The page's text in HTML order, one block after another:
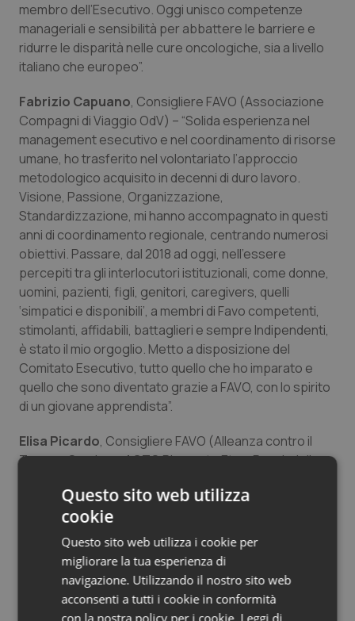
membro dell’Esecutivo. Oggi unisco competenze
manageriali e sensibilità per abbattere le barriere e
ridurre le disparità nelle cure oncologiche, sia a livello
italiano che europeo”.
Fabrizio Capuano, Consigliere FAVO (Associazione
Compagni di Viaggio OdV) – “Solida esperienza nel
management esecutivo e nel coordinamento di risorse
umane, ho trasferito nel volontariato l’approccio
metodologico acquisito in decenni di duro lavoro.
Visione, Passione, Organizzazione,
Standardizzazione, mi hanno accompagnato in questi
anni di coordinamento regionale, centrando numerosi
obiettivi. Passare, dal 2018 ad oggi, nell’essere
percepiti tra gli interlocutori istituzionali, come donne,
uomini, pazienti, figli, genitori, caregivers, quelli
‘simpatici e disponibili’, a membri di Favo competenti,
stimolanti, affidabili, battaglieri e sempre Indipendenti,
è stato il mio orgoglio. Metto a disposizione del
Comitato Esecutivo, tutto quello che ho imparato e
quello che sono diventato grazie a FAVO, con lo spirito
di un giovane apprendista”.
Elisa Picardo, Consigliere FAVO (Alleanza contro il
Tumore Ovarico – ACTO Piemonte Ets e Ranch delle
medicina, vita e volontariato. Sono una ginecologa
oncologa che unisce alla competenza clinica
l’esperienza profonda dell’essere stata caregiver. Lì
ho capito che la cura non può fermarsi alle terapie: a
volte sono le parole, la presenza e i gesti a fare la
differenza contro la solitudine. Da questa
consapevolezza è nato il mio modo di vivere la
Questo sito web utilizza
cookie
Questo sito web utilizza i cookie per
migliorare la tua esperienza di
navigazione. Utilizzando il nostro sito web
acconsenti a tutti i cookie in conformità
con la nostra policy per i cookie. Leggi di